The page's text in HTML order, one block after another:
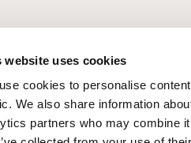
website uses cookies
cookies to personalise
We also share information
partners who may combine